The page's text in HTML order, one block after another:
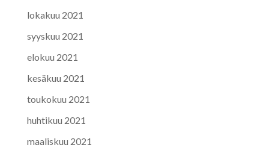
lokakuu 2021
syyskuu 2021
elokuu 2021
kesäkuu 2021
toukokuu 2021
huhtikuu 2021
maaliskuu 2021